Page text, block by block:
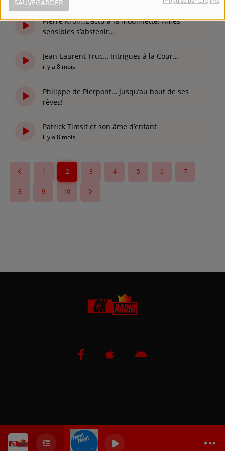
SAUVEGARDER
il y a 6 mois
Pierre Kroll…L’actu à la moulinette! Âmes
sensibles s’abstenir…
Jean-Laurent Truc… Intrigues à la Cour…
il y a 8 mois
Philippe de Pierpont… Jusqu’au bout de ses
rêves!
Patrick Timsit et son âme d’enfant
il y a 8 mois
1 2 3 4 5 6 7
8 9 10